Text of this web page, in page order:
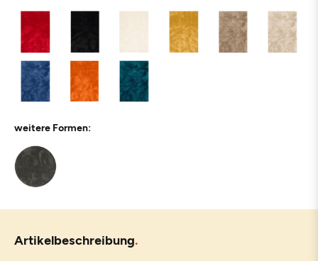
weitere Formen:
Artikelbeschreibung